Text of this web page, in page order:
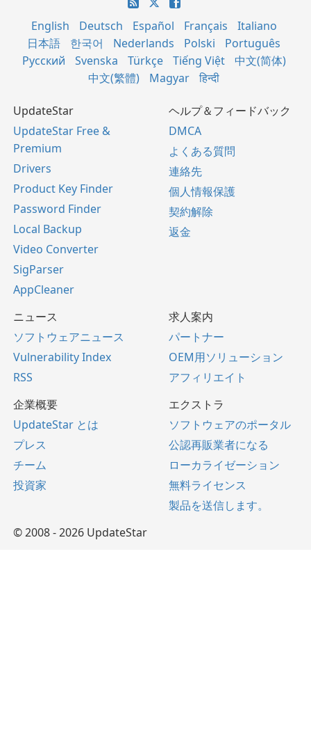
English Deutsch Español Français
Italiano
日本語
한국어 Nederlands Polski
Português
Русский
Svenska Türkçe Tiếng Việt
中文(简体)
中文(繁體)
Magyar हिन्दी
UpdateStar
UpdateStar Free &
Premium
Drivers
Product Key Finder
Password Finder
Local Backup
Video Converter
SigParser
AppCleaner
ヘルプ＆フィードバック
DMCA
よくある質問
連絡先
個人情報保護
契約解除
返金
ニュース
ソフトウェアニュース
Vulnerability Index
RSS
求人案内
パートナー
OEM用ソリューション
アフィリエイト
企業概要
UpdateStar とは
プレス
チーム
投資家
エクストラ
ソフトウェアのポータル
公認再販業者になる
ローカライゼーション
無料ライセンス
製品を送信します。
© 2008 - 2026 UpdateStar